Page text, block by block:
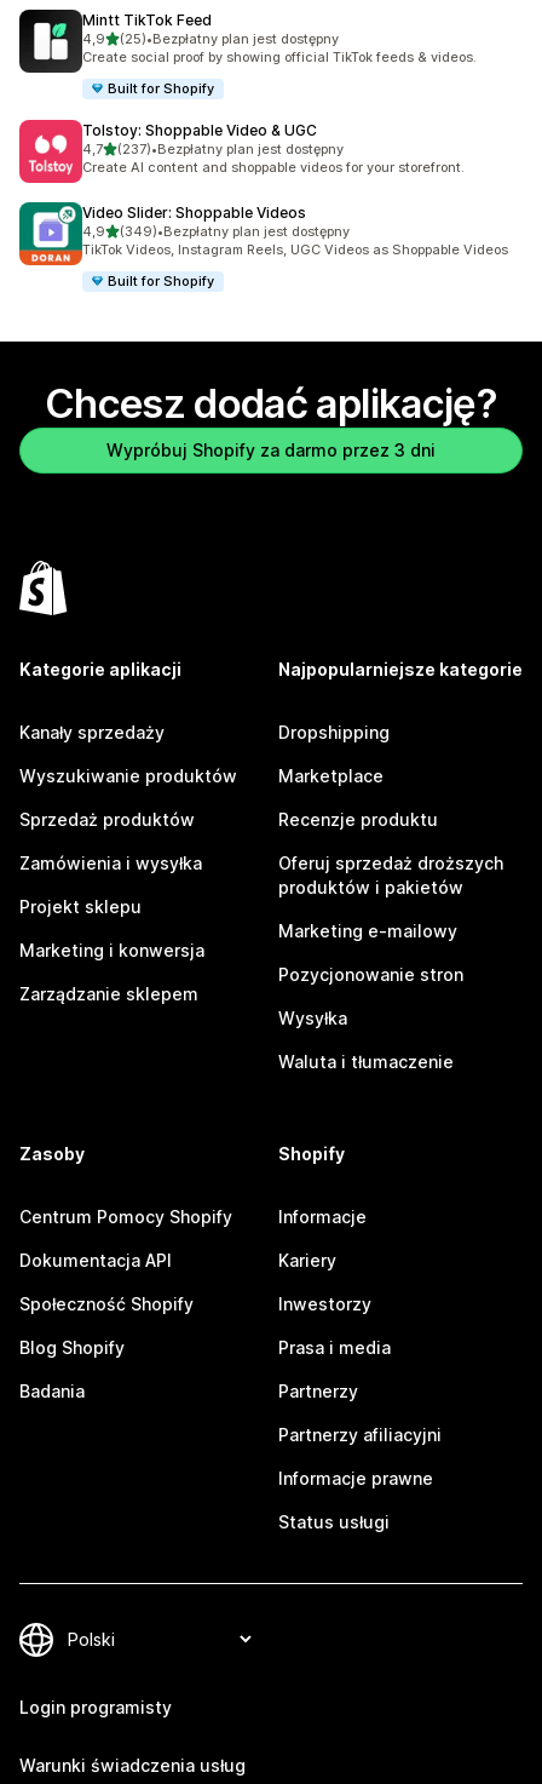
Mintt TikTok Feed
4,9na 5 gwiazdek
(25)
Łączna liczba recenzji: 25
•Bezpłatny plan jest dostępny
Create social proof by showing official TikTok feeds & videos.
Built for Shopify
Tolstoy: Shoppable Video & UGC
4,7na 5 gwiazdek
(237)
Łączna liczba recenzji: 237
•Bezpłatny plan jest dostępny
Create AI content and shoppable videos for your storefront.
Video Slider: Shoppable Videos
4,9na 5 gwiazdek
(349)
Łączna liczba recenzji: 349
•Bezpłatny plan jest dostępny
TikTok Videos, Instagram Reels, UGC Videos as Shoppable Videos
Built for Shopify
Chcesz dodać aplikację?
Wypróbuj Shopify za darmo przez 3 dni
Kategorie aplikacji
Kanały sprzedaży
Wyszukiwanie produktów
Sprzedaż produktów
Zamówienia i wysyłka
Projekt sklepu
Marketing i konwersja
Zarządzanie sklepem
Najpopularniejsze kategorie
Dropshipping
Marketplace
Recenzje produktu
Oferuj sprzedaż droższych
produktów i pakietów
Marketing e-mailowy
Pozycjonowanie stron
Wysyłka
Waluta i tłumaczenie
Zasoby
Centrum Pomocy Shopify
Dokumentacja API
Społeczność Shopify
Blog Shopify
Badania
Shopify
Informacje
Kariery
Inwestorzy
Prasa i media
Partnerzy
Partnerzy afiliacyjni
Informacje prawne
Status usługi
Login programisty
Warunki świadczenia usług